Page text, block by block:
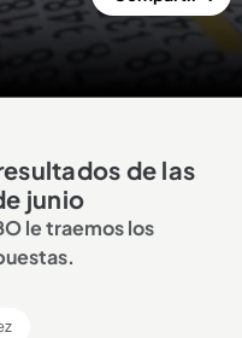
de las
junio
le traemos los